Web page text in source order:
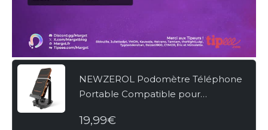
NEWZEROL Podomètre Téléphone
Portable Compatible pour
Plus,[Œufs à Couver ou Bonbons
19,99€